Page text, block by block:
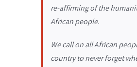
re-affirming of the
African people.
We call on all African
country to never forget